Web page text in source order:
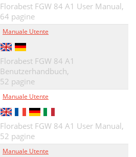
Florabest FGW 84 A1 User Manual,
64 pagine
Manuale Utente
Florabest FGW 84 A1
Benutzerhandbuch,
52 pagine
Manuale Utente
Florabest FGW 84 A1 User Manual,
52 pagine
Manuale Utente